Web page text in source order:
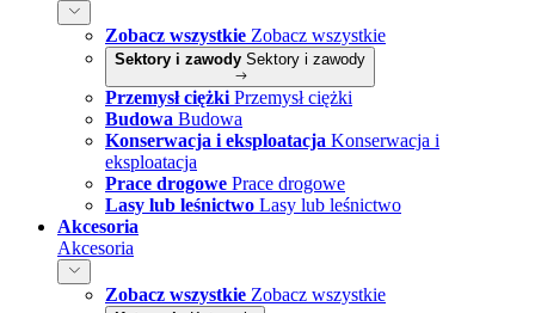
Zobacz wszystkie Zobacz wszystkie
Sektory i zawody Sektory i zawody
Przemysł ciężki Przemysł ciężki
Budowa Budowa
Konserwacja i eksploatacja Konserwacja i
eksploatacja
Prace drogowe Prace drogowe
Lasy lub leśnictwo Lasy lub leśnictwo
Akcesoria
Akcesoria
Zobacz wszystkie Zobacz wszystkie